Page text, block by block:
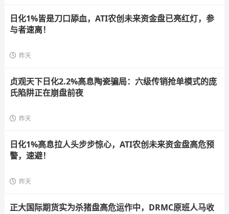
日化1%皆是刀口舔血，ATI农创未来资金盘已亮红灯，参
与者速离！
昨天
贞观天下日化2.2%高息陶瓷骗局：六级传销抢单模式的庞
氏陷阱正在崩盘前夜
昨天
日化1%高息拉人头步步惊心，ATI农创未来资金盘高危预
警，速避！
昨天
正大国际期货实为杀猪盘高危运作中，DRMC原班人马收